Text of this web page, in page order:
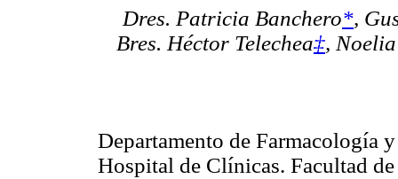
Dres. Patricia Banchero*,
Bres. Héctor Telechea‡,
Departamento de Farmacología
Hospital de Clínicas. Facultad